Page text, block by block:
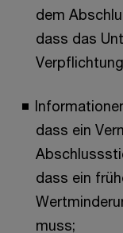
dem
dass das
dass ein
dass ein
muss;